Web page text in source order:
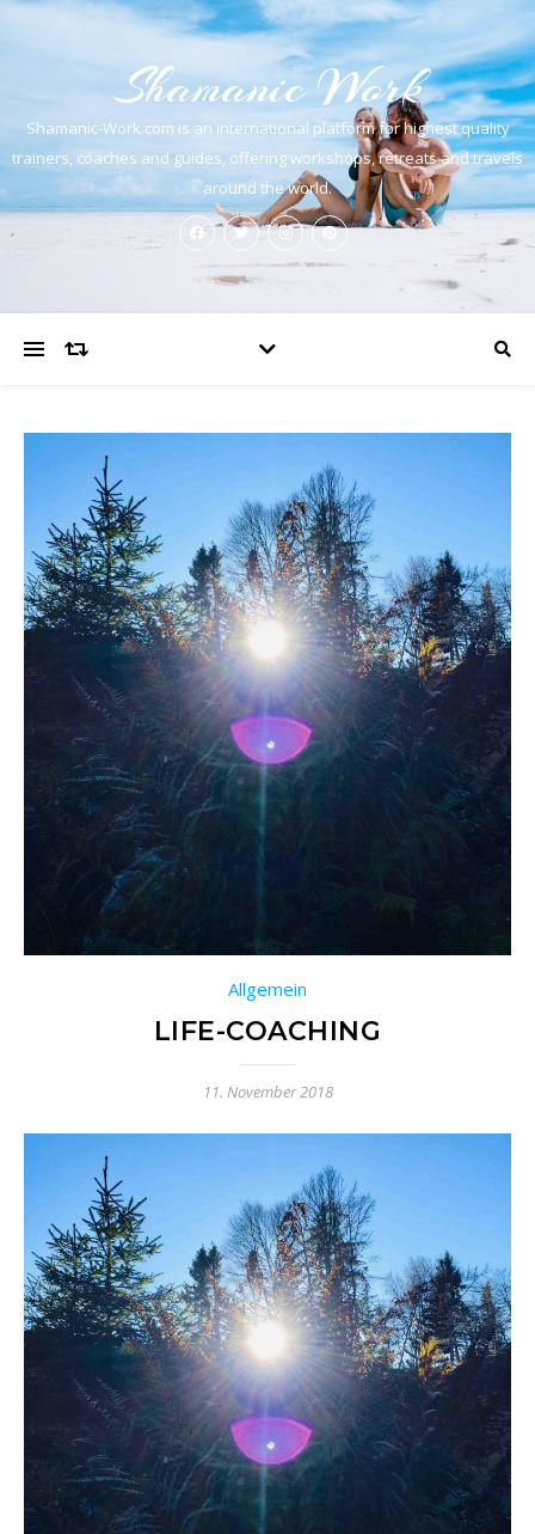
Shamanic Work
Shamanic-Work.com is an international platform for highest quality
trainers, coaches and guides, offering workshops, retreats and travels
around the world.
Allgemein
LIFE-COACHING
11. November 2018